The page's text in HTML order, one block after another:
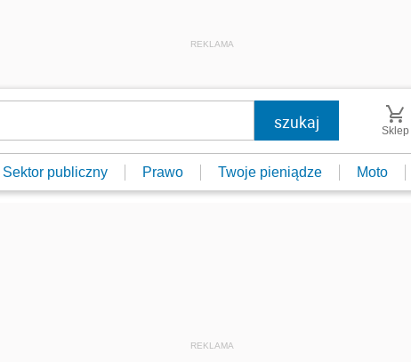
REKLAMA
Sklep
Sektor publiczny Prawo Twoje pieniądze Moto